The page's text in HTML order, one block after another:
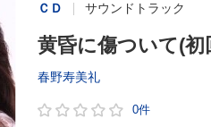
ＣＤ サウンドトラック
黄昏に傷ついて(初
春野寿美礼
0件